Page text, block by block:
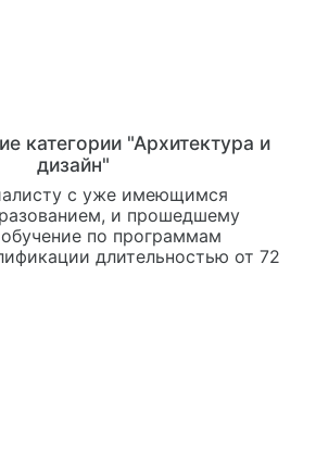
категории "Архитектура и
дизайн"
с уже имеющимся
и прошедшему
по программам
длительностью от 72